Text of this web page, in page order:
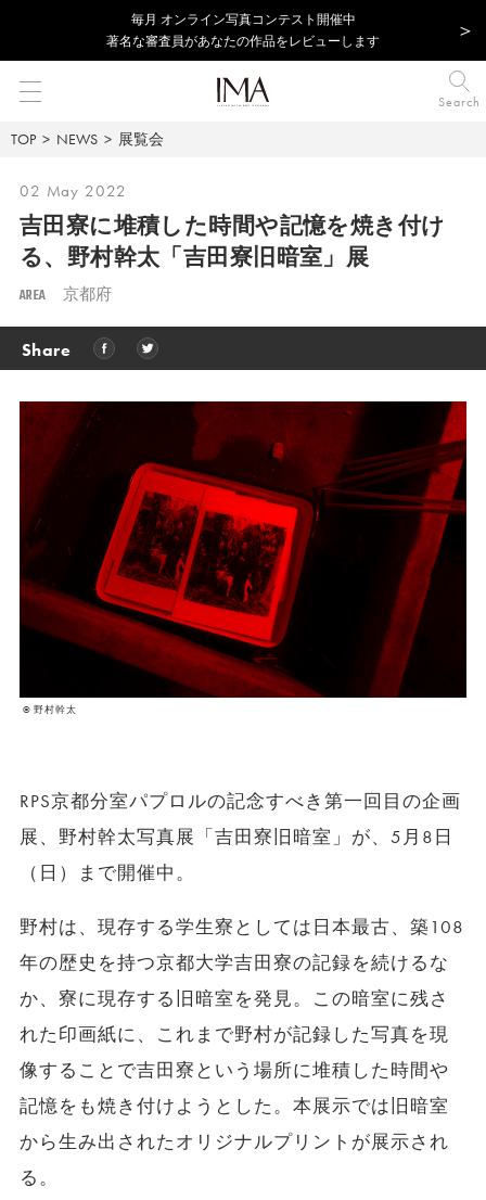
毎⽉ オンライン写真コンテスト開催中
著名な審査員があなたの作品をレビューします
Search
TOP NEWS 展覧会
02 May 2022
吉田寮に堆積した時間や記憶を焼き付け
る、 野村幹太「吉田寮旧暗室」展
AREA 京都府
Share
© 野村幹太
RPS京都分室パプロルの記念すべき第一回目の企画
展、野村幹太写真展「吉田寮旧暗室」が、5月8日
（日）まで開催中。
野村は、現存する学生寮としては日本最古、築108
年の歴史を持つ京都大学吉田寮の記録を続けるな
か、寮に現存する旧暗室を発見。この暗室に残さ
れた印画紙に、これまで野村が記録した写真を現
像することで吉田寮という場所に堆積した時間や
記憶をも焼き付けようとした。本展示では旧暗室
から生み出されたオリジナルプリントが展示され
る。